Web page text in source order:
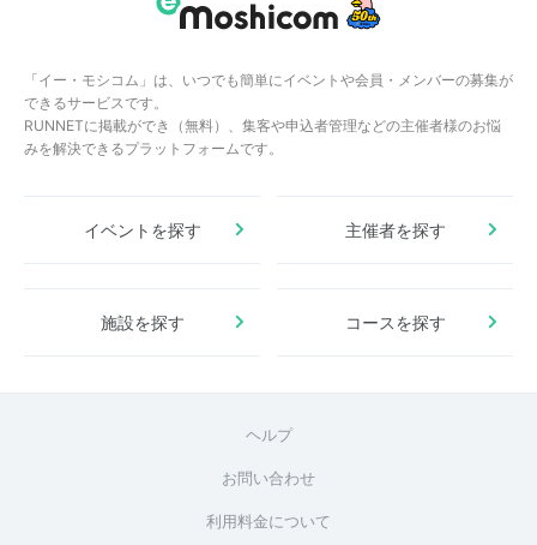
「イー・モシコム」は、いつでも簡単にイベントや会員・メンバーの募集が
できるサービスです。
RUNNETに掲載ができ（無料）、集客や申込者管理などの主催者様のお悩
みを解決できるプラットフォームです。
イベントを探す 主催者を探す
施設を探す コースを探す
ヘルプ
お問い合わせ
利用料金について